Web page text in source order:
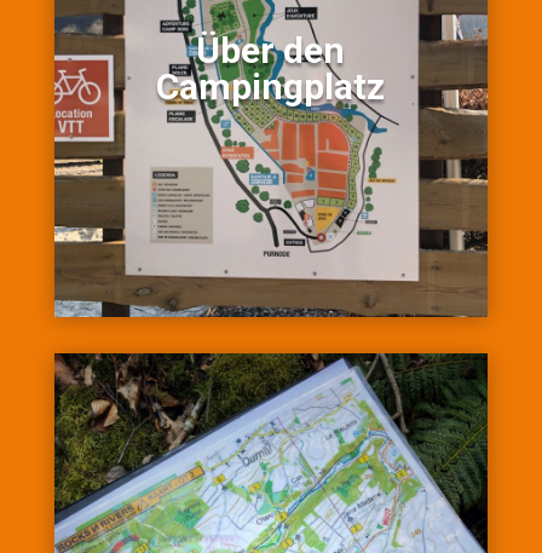
Über den
Campingplatz
Über den
Campingplatz